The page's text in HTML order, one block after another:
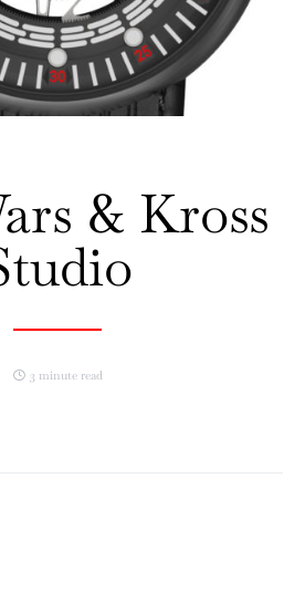
& Kross
3 minute read